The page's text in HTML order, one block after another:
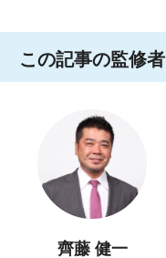
この記事の監修者
齊藤 健一